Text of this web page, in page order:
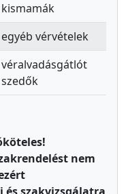
kismamák
egyéb vérvételek
véralvadásgátlót
szedők
nem